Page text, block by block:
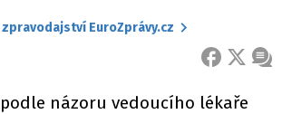
EuroZprávy.cz
FACEBOOK
X
názoru vedoucího lékaře